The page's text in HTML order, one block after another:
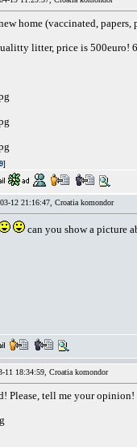
home (vaccinated,
litter, price is 500euro!
]
12 21:16:47, Croatia komondor
can you show a picture
11 18:34:59, Croatia komondor
Please, tell me your opinion!